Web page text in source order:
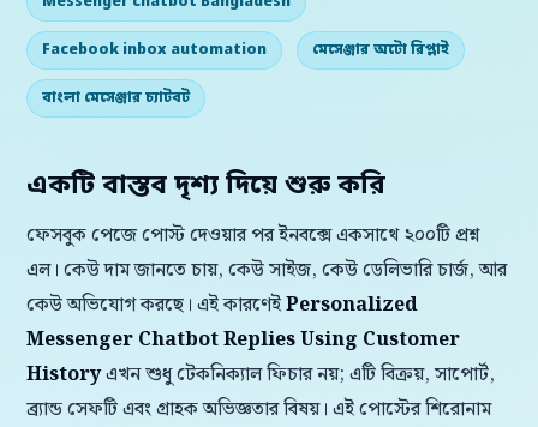
Facebook inbox automation মেসেঞ্জার অটো রিপ্লাই
বাংলা মেসেঞ্জার চ্যাটবট
একটি বাস্তব দৃশ্য দিয়ে শুরু করি
ফেসবুক পেজে পোস্ট দেওয়ার পর ইনবক্সে একসাথে ২০০টি প্রশ্ন
এল। কেউ দাম জানতে চায়, কেউ সাইজ, কেউ ডেলিভারি চার্জ, আর
কেউ অভিযোগ করছে। এই কারণেইPersonalized
Messenger Chatbot Replies Using Customer
Historyএখন শুধু টেকনিক্যাল ফিচার নয়; এটি বিক্রয়, সাপোর্ট,
ব্র্যান্ড সেফটি এবং গ্রাহক অভিজ্ঞতার বিষয়। এই পোস্টের শিরোনাম